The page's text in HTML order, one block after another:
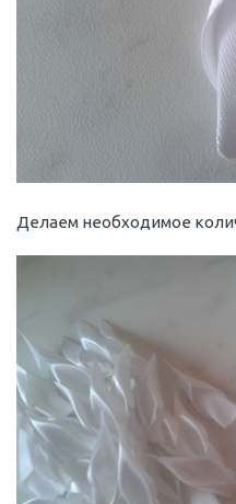
Делаем необходимое